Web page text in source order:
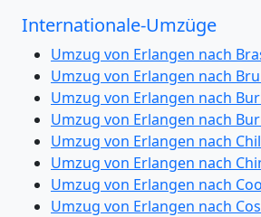
Internationale-Umzüge
Umzug von Erlangen nach
Umzug von Erlangen nach
Umzug von Erlangen nach
Umzug von Erlangen nach
Umzug von Erlangen nach
Umzug von Erlangen nach
Umzug von Erlangen nach
Umzug von Erlangen nach